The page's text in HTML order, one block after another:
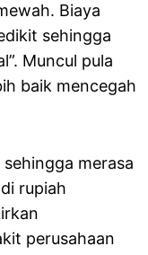
Biaya
sehingga
Muncul pula
baik mencegah
merasa
rupiah
perusahaan